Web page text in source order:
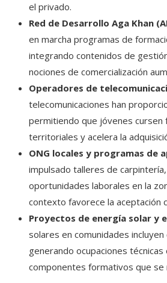
el privado.
Red de Desarrollo Aga Khan
en marcha programas de
integrando contenidos de
nociones de comercialización
Operadores de
telecomunicaciones han
permitiendo que jóvenes cursen
territoriales y acelera la
ONG locales y programas de
impulsado talleres de
oportunidades laborales en la
contexto favorece la aceptación
Proyectos de energía solar y
solares en comunidades
generando ocupaciones
componentes formativos que se